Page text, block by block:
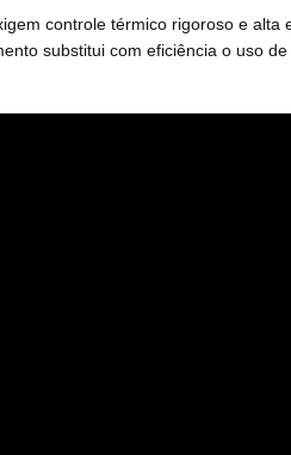
controle térmico rigoroso e alta
substitui com eficiência o uso